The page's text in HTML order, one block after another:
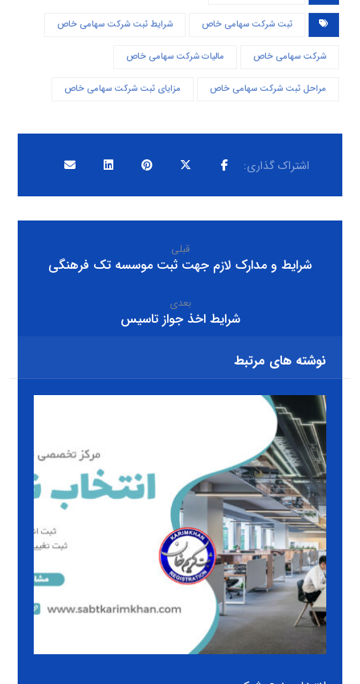
ثبت شرکت سهامی خاص شرایط ثبت شرکت سهامی خاص
شرکت سهامی خاص مالیات شرکت سهامی خاص
مراحل ثبت شرکت سهامی خاص مزایای ثبت شرکت سهامی خاص
قبلی
شرایط و مدارک لازم جهت ثبت موسسه تک فرهنگی
بعدی
شرایط اخذ جواز تاسیس
نوشته های مرتبط